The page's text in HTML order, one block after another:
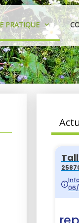
PRATIQUE